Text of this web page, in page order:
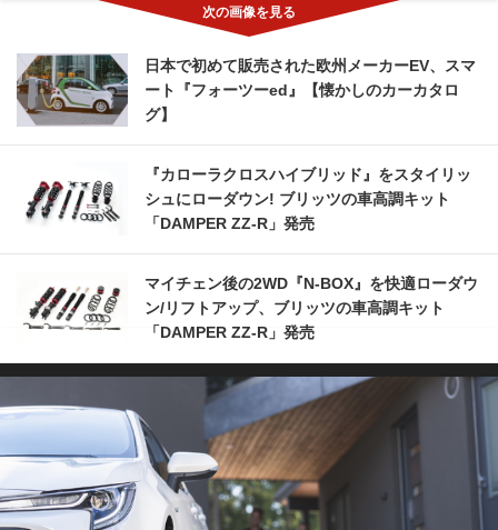
日本で初めて販売された欧州メーカーEV、スマ
ート『フォーツーed』【懐かしのカーカタロ
グ】
『カローラクロスハイブリッド』をスタイリッ
シュにローダウン! ブリッツの車高調キット
「DAMPER ZZ-R」発売
マイチェン後の2WD『N-BOX』を快適ローダウ
ン/リフトアップ、ブリッツの車高調キット
「DAMPER ZZ-R」発売